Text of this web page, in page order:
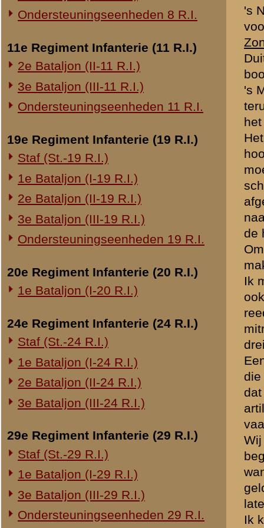
1e Bataljon (I-20 R.I.)
Staf (St.-24 R.I.)
1e Bataljon (I-24 R.I.)
3e Bataljon (III-24 R.I.)
29e Regiment Infanterie (29 R.I.)
1e Bataljon (I-29 R.I.)
3e Bataljon (III-29 R.I.)
Ondersteuningseenheden 29 R.I.
Staf (St.-8 R.A.)
1e Afdeling (I-8 R.A.)
3e Afdeling (III-8 R.A.)
Overige legeronderdelen
3e Regiment Huzaren (3 R.H.)
Luchtdoelmitrailleurs en -artillerie
1-II Bataljon Pag.
1-IV Bataljon Pag.
4e Compagnie Pioniers (4 C.P.)
4e Mitrailleurcompagnie (4 M.C.)
4-II Auto Bataljon
11e Grens Bataljon (11 G.B.)
1e Bataljon (I-46 R.I.)
Overige artillerie-onderdelen
Rijnbatterij
1e Afdeling (I-15 R.A.)
2e Artillerie Meet Compagnie
Ik meende, dat het ter
ook van achter met een
reeds Zaterdag en
mitrailleurs waren. Ik had
dreigde de onderkomens
Een ordonnans naar
die wegging. Toen heb ik
dat een vliegtuig, dat het
artillerievuur had
vaandrig de Ridder waren
Wij hielden de witte vlag
beginnen. Een soldaat
want die soldaat wilde
geloof ik, de vlag
laten probeeren om
Ik kon de menschen, op
gevangenneming
onbevredigend einde,
Om een uur of 15.00
hand houden. De
en haalden ons uit de
daaroverheen naar
andere bastion. Die
Bij de gevangenneming
Naar mijn inzicht heb ik
gedragen als ordonnans.
Verslag van reserve-